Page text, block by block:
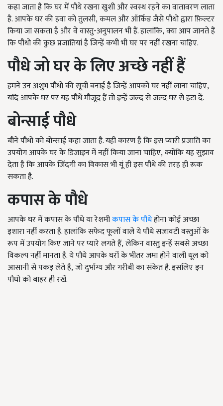
कहा जाता है कि घर में पौधे रखना खुशी और स्वस्थ रहने का वातावरण लाता
है. आपके घर की हवा को तुलसी, कमल और ऑर्किड जैसे पौधो द्वारा फ़िल्टर
किया जा सकता है और वे वास्तु-अनुपालन भी हैं. हालांकि, क्या आप जानते हैं
कि पौधो की कुछ प्रजातियां है जिन्हें कभी भी घर पर नहीं रखना चाहिए.
पौधे जो घर के लिए अच्छे नहीं हैं
हमने उन अशुभ पौधो की सूची बनाई है जिन्हें आपको घर नहीं लाना चाहिए,
यदि आपके घर पर यह पौधें मौजूद हैं तो इन्हें जल्द से जल्द घर से हटा दें.
बोन्साई पौधे
बौने पौधो को बोन्साई कहा जाता है. यही कारण है कि इस प्यारी प्रजाति का
उपयोग आपके घर के डिजाइन में नहीं किया जाना चाहिए,क्योंकि यह सुझाव
देता है कि आपके जिंदगी का विकास भी यूं ही इस पौधे की तरह ही रूक
सकता है.
कपास के पौधे
आपके घर में कपास के पौधे या रेशमीकपास के पौधेहोना कोई अच्छा
इशारा नहीं करता है. हालांकि सफेद फूलों वाले ये पौधे सजावटी वस्तुओं के
रूप में उपयोग किए जाने पर प्यारे लगते हैं,लेकिन वास्तु इन्हें सबसे अच्छा
विकल्प नहीं मानता है. ये पौधे आपके घरों के भीतर जमा होने वाली धूल को
आसानी से पकड़ लेते हैं,जो दुर्भाग्य और गरीबी का संकेत है. इसलिए इन
पौधो को बाहर ही रखें.